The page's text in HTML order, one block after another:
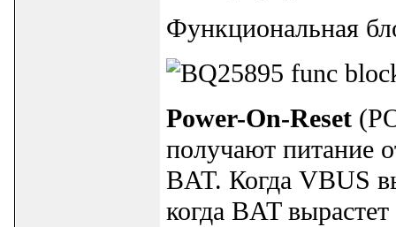
Функциональная
Power-On-Reset
получают питание
BAT. Когда VBUS
когда BAT